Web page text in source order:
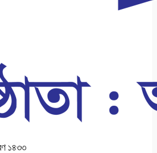
১৪৩৩